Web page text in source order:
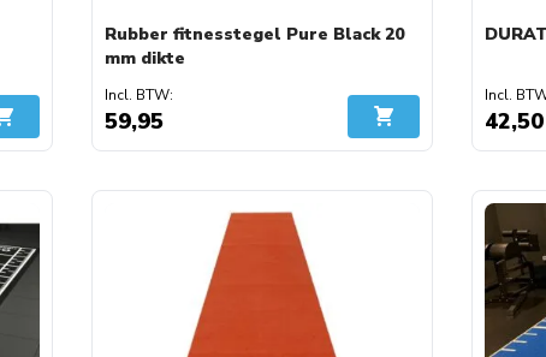
In Winkelwagen
Rubber fitnesstegel Pure Black 20
mm dikte
59,95 In Winkelwagen42,50